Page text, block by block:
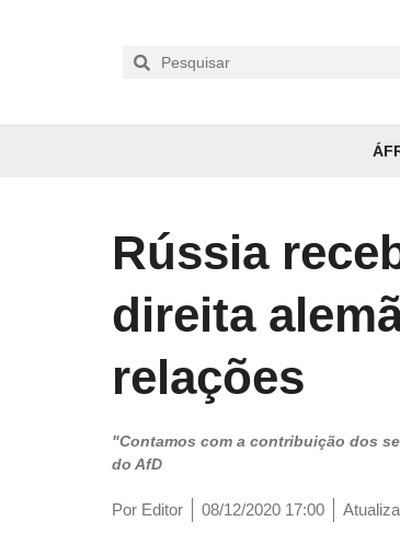
Rússia
direita
relações
"Contamos com a contribuição dos
do AfD
Por Editor 08/12/2020 17:00